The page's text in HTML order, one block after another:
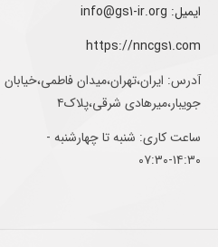
ایمیل: info@gs1-ir.org
https://nncgs1.com
آدرس: ایران،تهران،میدان فاطمی،خیابان
جویبار،میرهادی شرقی،پلاک۴
ساعت کاری: شنبه تا چهارشنبه -
۱۴:۳۰-۰۷:۳۰